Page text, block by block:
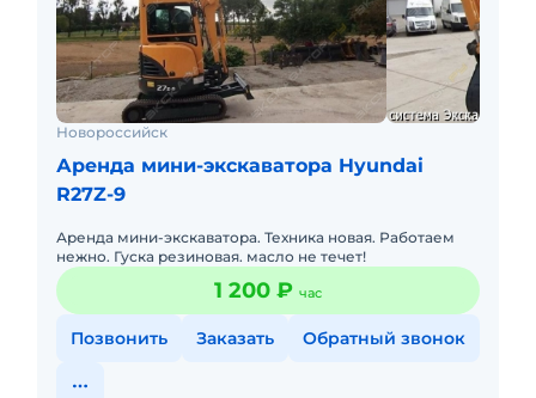
Новороссийск
Аренда мини-экскаватора Hyundai
R27Z-9
Аренда мини-экскаватора. Техника новая. Работаем
нежно. Гуска резиновая. масло не течет!
1 200 ₽ час
Позвонить Заказать Обратный звонок